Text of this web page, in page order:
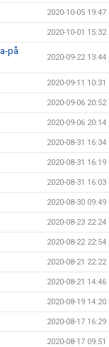
2020-10-05 19:47
2020-10-01 15:32
på
2020-09-22 13:44
2020-09-11 10:31
2020-09-06 20:52
2020-09-06 20:14
2020-08-31 16:34
2020-08-31 16:19
2020-08-31 16:03
2020-08-30 09:49
2020-08-23 22:24
2020-08-22 22:54
2020-08-21 22:22
2020-08-21 14:46
2020-08-19 14:20
2020-08-17 16:29
2020-08-17 09:51